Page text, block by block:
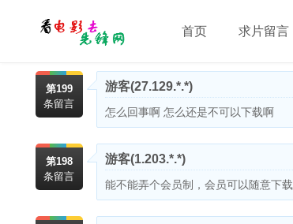
首页 求片留言
第199
条留言
游客(27.129.*.*)
怎么回事啊 怎么还是不可以下载啊
第198
条留言
游客(1.203.*.*)
能不能弄个会员制，会员可以随意下载